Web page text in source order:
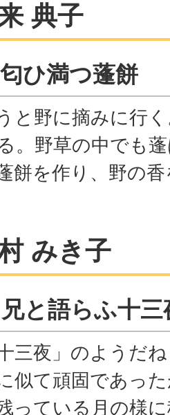
典子
ひ満つ蓬餅
と野に摘みに行
。野草の中でも
餅を作り、野の
みき子
と語らふ十三
三夜」のようだ
似て頑固であっ
っている月の様